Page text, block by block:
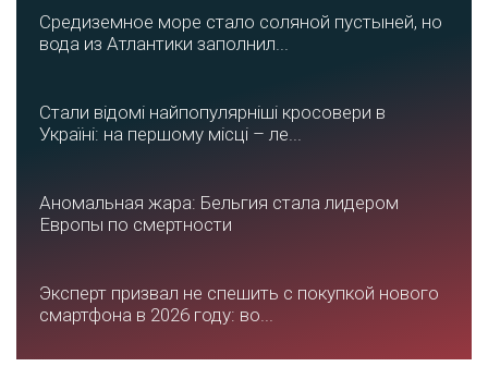
Средиземное море стало соляной пустыней, но
вода из Атлантики заполнил...
Стали відомі найпопулярніші кросовери в
Україні: на першому місці – ле...
Аномальная жара: Бельгия стала лидером
Европы по смертности
Эксперт призвал не спешить с покупкой нового
смартфона в 2026 году: во...